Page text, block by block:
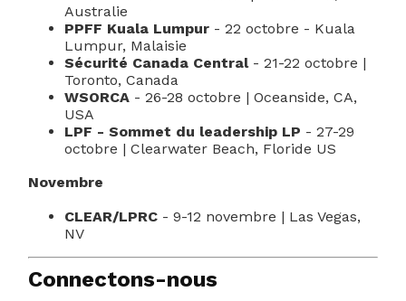
Australie
PPFF Kuala Lumpur - 22 octobre - Kuala
Lumpur, Malaisie
Sécurité Canada Central- 21-22 octobre |
Toronto, Canada
WSORCA - 26-28 octobre | Oceanside, CA,
USA
LPF - Sommet du leadership LP - 27-29
octobre | Clearwater Beach, Floride US
Novembre
CLEAR/LPRC - 9-12 novembre | Las Vegas,
NV
Connectons-nous